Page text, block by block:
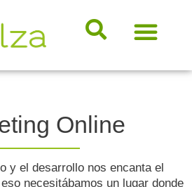
Online
y el desarrollo nos encanta el
necesitábamos un lugar donde